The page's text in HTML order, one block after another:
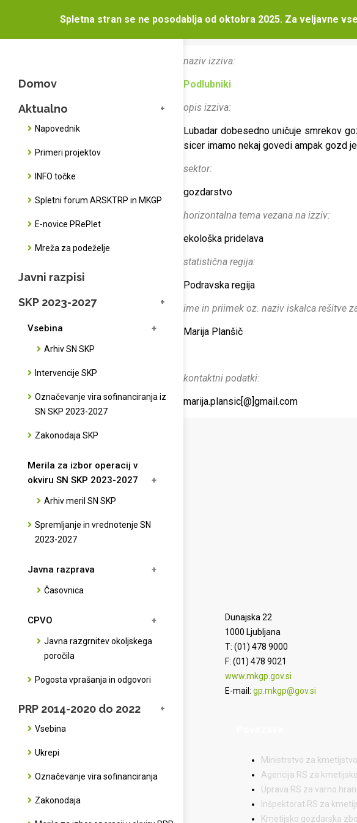
Spletna stran se ne posodablja od oktobra 2025. Za veljavne
Domov
Aktualno
Napovednik
Primeri projektov
INFO točke
Spletni forum ARSKTRP in MKGP
E-novice PRePlet
Mreža za podeželje
Javni razpisi
SKP 2023-2027
Vsebina
Arhiv SN SKP
Intervencije SKP
Označevanje vira sofinanciranja iz
SN SKP 2023-2027
Zakonodaja SKP
Merila za izbor operacij v
okviru SN SKP 2023-2027
Arhiv meril SN SKP
Spremljanje in vrednotenje SN
2023-2027
Javna razprava
Časovnica
CPVO
Javna razgrnitev okoljskega
poročila
Pogosta vprašanja in odgovori
PRP 2014-2020 do 2022
Vsebina
Ukrepi
Označevanje vira sofinanciranja
Zakonodaja
Podlubniki
naziv izziva:
Podlubniki
opis izziva:
Lubadar dobesedno uničuje smrekov
sicer imamo nekaj govedi ampak gozd
sektor:
gozdarstvo
horizontalna tema vezana na izziv:
ekološka pridelava
statistična regija:
Podravska regija
ime in priimek oz. naziv iskalca rešitve
Marija Planšič
kontaktni podatki:
marija.plansic[@]gmail.com
Dunajska 22
1000 Ljubljana
T: (01) 478 9000
F: (01) 478 9021
www.mkgp.gov.si
E-mail: gp.mkgp@gov.si
Ministrstvo za
Agencija RS za
Uprava RS za varno
Inšpektorat RS za
Kmetijsko gozdarska